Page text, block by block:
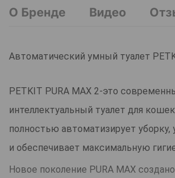
О Бренде
Видео
Автоматический умный туалет
PETKIT PURA MAX 2-это
интеллектуальный туалет для
полностью автоматизирует уборку,
и обеспечивает максимальную
Новое поколение PURA MAX